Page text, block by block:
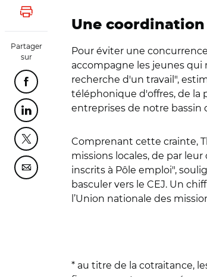
Lancer l'impression
Partager
sur
Partager cette page sur Facebook
Partager cette page sur Linkedin
Partager cette page sur Twitter
Partager cette page sur Courriel
Une
Pour éviter une
accompagne les jeunes
recherche d'un travail",
téléphonique d'offres, de la
entreprises de notre bassin
Comprenant cette crainte,
missions locales, de par
inscrits à Pôle emploi",
basculer vers le CEJ. Un
l’Union nationale des
* au titre de la cotraitance,